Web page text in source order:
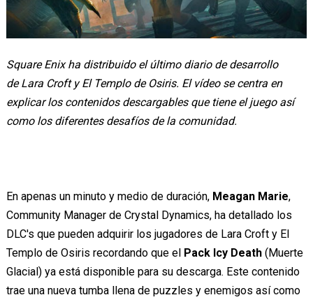
Square Enix ha distribuido el último diario de desarrollo
de Lara Croft y El Templo de Osiris. El vídeo se centra en
explicar los contenidos descargables que tiene el juego así
como los diferentes desafíos de la comunidad.
En apenas un minuto y medio de duración, Meagan Marie,
Community Manager de Crystal Dynamics, ha detallado los
DLC's que pueden adquirir los jugadores de Lara Croft y El
Templo de Osiris recordando que el Pack Icy Death(Muerte
Glacial) ya está disponible para su descarga. Este contenido
trae una nueva tumba llena de puzzles y enemigos así como